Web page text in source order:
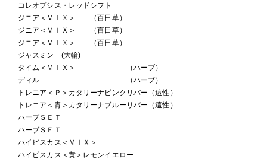
コレオプシス・レッドシフト
ジニア＜ＭＩＸ＞ （百日草）
ジニア＜ＭＩＸ＞ （百日草）
ジニア＜ＭＩＸ＞ （百日草）
ジャスミン (大輪)
タイム＜ＭＩＸ＞ （ハーブ）
ディル （ハーブ）
トレニア＜Ｐ＞カタリーナピンクリバー（這性）
トレニア＜青＞カタリーナブルーリバー（這性）
ハーブＳＥＴ
ハーブＳＥＴ
ハイビスカス＜ＭＩＸ＞
ハイビスカス＜黄＞レモンイエロー